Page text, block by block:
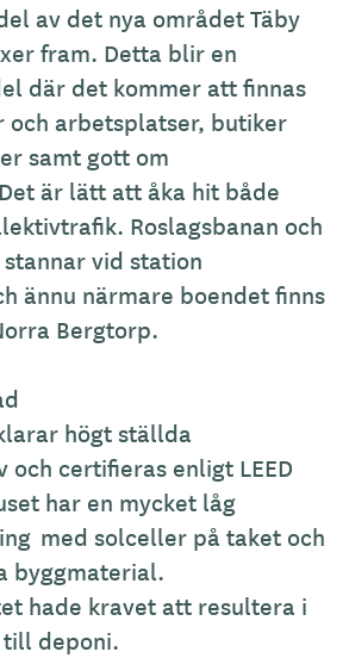
av det nya området Täby
fram. Detta blir en
där det kommer att finnas
och arbetsplatser, butiker
samt gott om
är lätt att åka hit både
Roslagsbanan och
vid station
ännu närmare boendet finns
Bergtorp.
högt ställda
certifieras enligt LEED
har en mycket låg
med solceller på taket och
byggmaterial.
hade kravet att resultera i
deponi.